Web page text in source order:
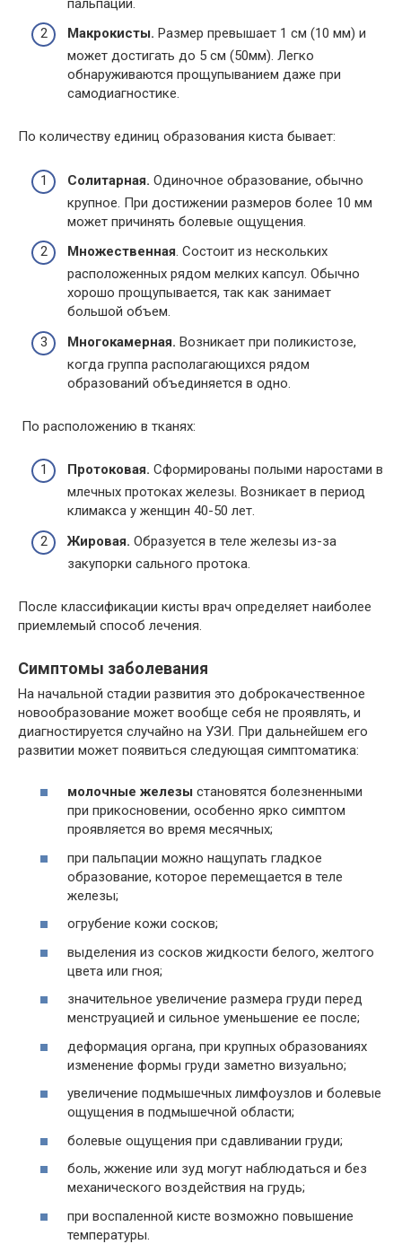
пальпации.
Макрокисты. Размер превышает 1 см (10 мм) и
может достигать до 5 см (50мм). Легко
обнаруживаются прощупыванием даже при
самодиагностике.
По количеству единиц образования киста бывает:
Солитарная. Одиночное образование, обычно
крупное. При достижении размеров более 10 мм
может причинять болевые ощущения.
Множественная. Состоит из нескольких
расположенных рядом мелких капсул. Обычно
хорошо прощупывается, так как занимает
большой объем.
Многокамерная. Возникает при поликистозе,
когда группа располагающихся рядом
образований объединяется в одно.
По расположению в тканях:
Протоковая. Сформированы полыми наростами в
млечных протоках железы. Возникает в период
климакса у женщин 40-50 лет.
Жировая. Образуется в теле железы из-за
закупорки сального протока.
После классификации кисты врач определяет наиболее
приемлемый способ лечения.
Симптомы заболевания
На начальной стадии развития это доброкачественное
новообразование может вообще себя не проявлять, и
диагностируется случайно на УЗИ. При дальнейшем его
развитии может появиться следующая симптоматика:
молочные железы становятся болезненными
при прикосновении, особенно ярко симптом
проявляется во время месячных;
при пальпации можно нащупать гладкое
образование, которое перемещается в теле
железы;
огрубение кожи сосков;
выделения из сосков жидкости белого, желтого
цвета или гноя;
значительное увеличение размера груди перед
менструацией и сильное уменьшение ее после;
деформация органа, при крупных образованиях
изменение формы груди заметно визуально;
увеличение подмышечных лимфоузлов и болевые
ощущения в подмышечной области;
болевые ощущения при сдавливании груди;
боль, жжение или зуд могут наблюдаться и без
механического воздействия на грудь;
при воспаленной кисте возможно повышение
температуры.